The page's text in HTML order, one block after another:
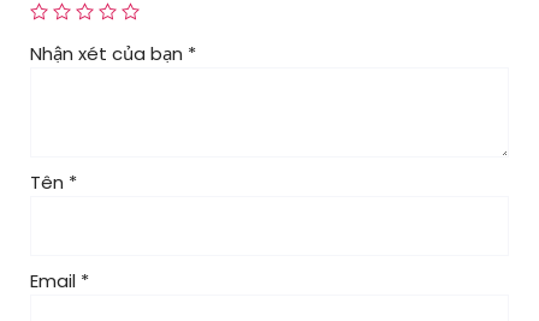
Nhận xét của bạn *
Tên *
Email *